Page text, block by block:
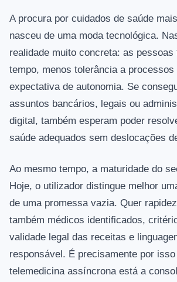
A procura por cuidados de saúde
nasceu de uma moda tecnológica.
realidade muito concreta: as pessoas
tempo, menos tolerância a
expectativa de autonomia. Se
assuntos bancários, legais ou
digital, também esperam poder
saúde adequados sem deslocações
Ao mesmo tempo, a maturidade do
Hoje, o utilizador distingue melhor
de uma promessa vazia. Quer
também médicos identificados,
validade legal das receitas e
responsável. É precisamente por
telemedicina assíncrona está a